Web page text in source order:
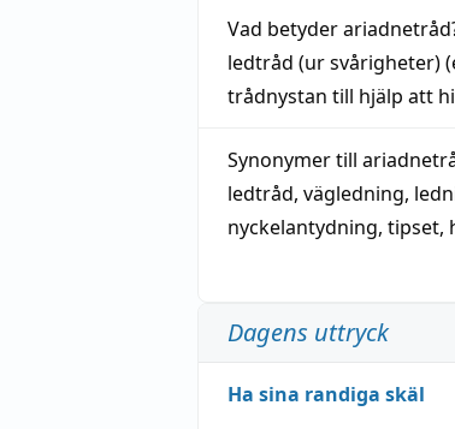
Vad betyderariadnetråd
ledtråd (ur svårigheter)
trådnystan till hjälp att
Synonymer till
ledtråd, vägledning,
nyckelantydning, tipset,
Dagens uttryck
Ha sina randiga skäl